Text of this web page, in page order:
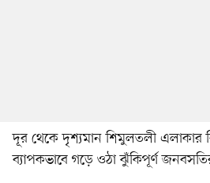
দূর থেকে দৃশ্যমান শিমুলতলী এলাকার
ব্যাপকভাবে গড়ে ওঠা ঝুঁকিপূর্ণ জনবসতির